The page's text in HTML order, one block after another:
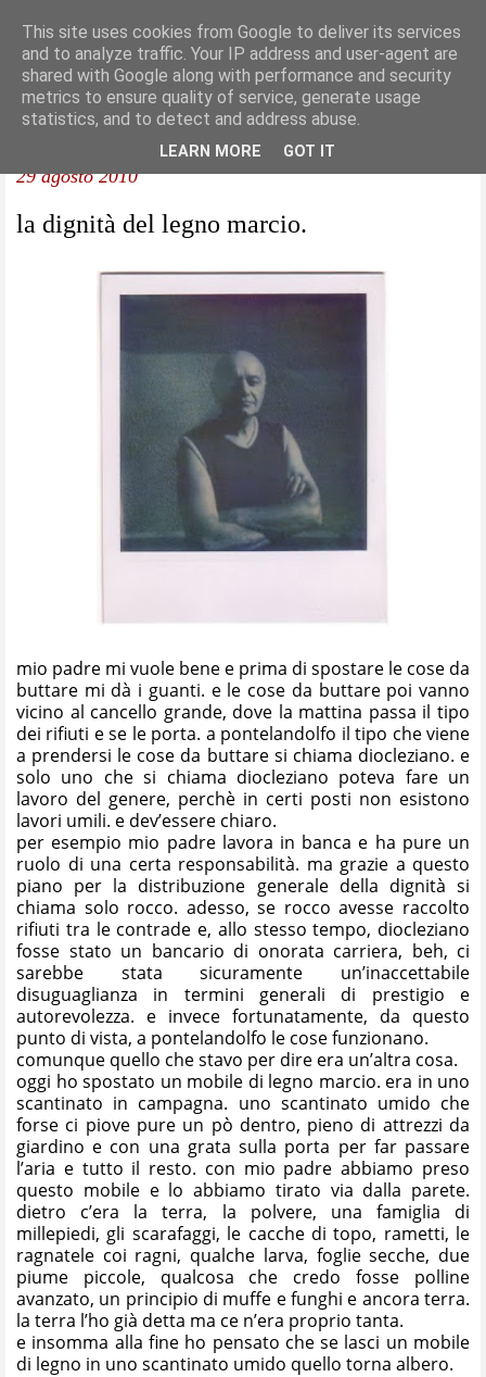
29 agosto 2010
la dignità del legno marcio.
mio padre mi vuole bene e prima di spostare le cose da
buttare mi dà i guanti. e le cose da buttare poi vanno
vicino al cancello grande, dove la mattina passa il tipo
dei rifiuti e se le porta. a pontelandolfo il tipo che viene
a prendersi le cose da buttare si chiama diocleziano. e
solo uno che si chiama diocleziano poteva fare un
lavoro del genere, perchè in certi posti non esistono
lavori umili. e dev’essere chiaro.
per esempio mio padre lavora in banca e ha pure un
ruolo di una certa responsabilità. ma grazie a questo
piano per la distribuzione generale della dignità si
chiama solo rocco. adesso, se rocco avesse raccolto
rifiuti tra le contrade e, allo stesso tempo, diocleziano
fosse stato un bancario di onorata carriera, beh, ci
sarebbe stata sicuramente un’inaccettabile
disuguaglianza in termini generali di prestigio e
autorevolezza. e invece fortunatamente, da questo
punto di vista, a pontelandolfo le cose funzionano.
comunque quello che stavo per dire era un’altra cosa.
oggi ho spostato un mobile di legno marcio. era in uno
scantinato in campagna. uno scantinato umido che
forse ci piove pure un pò dentro, pieno di attrezzi da
giardino e con una grata sulla porta per far passare
l’aria e tutto il resto. con mio padre abbiamo preso
questo mobile e lo abbiamo tirato via dalla parete.
dietro c’era la terra, la polvere, una famiglia di
millepiedi, gli scarafaggi, le cacche di topo, rametti, le
ragnatele coi ragni, qualche larva, foglie secche, due
piume piccole, qualcosa che credo fosse polline
avanzato, un principio di muffe e funghi e ancora terra.
la terra l’ho già detta ma ce n’era proprio tanta.
e insomma alla fine ho pensato che se lasci un mobile
di legno in uno scantinato umido quello torna albero.
This site uses cookies from Google to deliver its services
and to analyze traffic. Your IP address and user-agent are
shared with Google along with performance and security
metrics to ensure quality of service, generate usage
statistics, and to detect and address abuse.
LEARN MORE GOT IT